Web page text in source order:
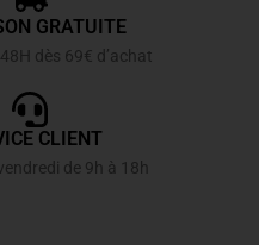
GRATUITE
dès 69€ d’achat
CLIENT
de 9h à 18h